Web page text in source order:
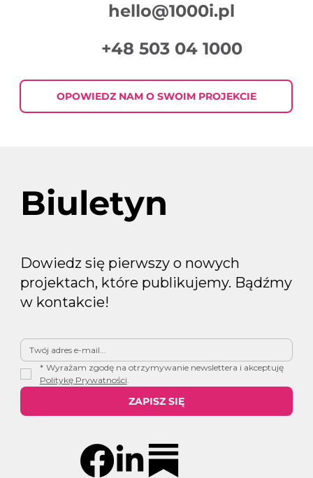
Podsumowanie Tygodnia w Digital
Marketingu 2026-07-30
hello@1000i.pl
+48 503 04 1000
OPOWIEDZ NAM O SWOIM PROJEKCIE
Biuletyn
Dowiedz się pierwszy o nowych
projektach, które publikujemy. Bądźmy
w kontakcie!
*
Wyrażam zgodę na otrzymywanie newslettera i akceptuję
Politykę Prywatności.
ZAPISZ SIĘ